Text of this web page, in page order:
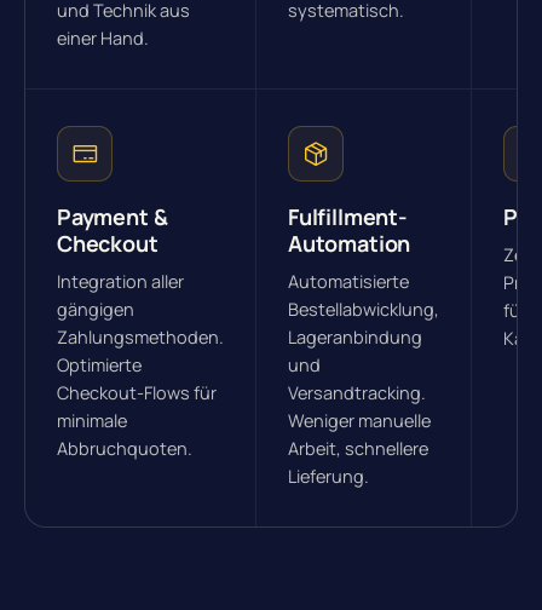
und Technik aus
einer Hand.
systematisch.
Payment &
Checkout
Integration aller
gängigen
Zahlungsmethoden.
Optimierte
Checkout-Flows für
minimale
Abbruchquoten.
Fulfillment-
Automation
Automatisierte
Bestellabwicklung,
Lageranbindung
und
Versandtracking.
Weniger manuelle
Arbeit, schnellere
Lieferung.
für